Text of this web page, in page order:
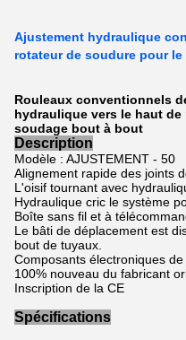
Ajustement hydraulique
rotateur de soudure pour
Rouleaux conventionnels
hydraulique vers le haut
soudage bout à bout
Description
Modèle : AJUSTEMENT - 50
Alignement rapide des joints
L'oisif tournant avec
Hydraulique cric le système
Boîte sans fil et à
Le bâti de déplacement est
bout de tuyaux.
Composants électroniques
100% nouveau du fabricant
Inscription de la CE
Spécifications